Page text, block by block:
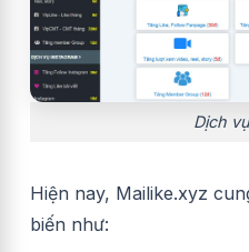
Dịch
Hiện nay, Mailike.xyz
biến như: